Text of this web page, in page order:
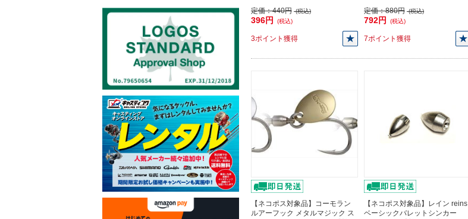
定価：440円 (税込)
396円 (税込)
3ポイント獲得
定価：880円 (税込)
792円 (税込)
7ポイント獲得
【ネコポス対象品】コーモラン
ルアーフック メタルマジック ス
【ネコポス対象品】レイン reins
ベーシックバレットシンカー